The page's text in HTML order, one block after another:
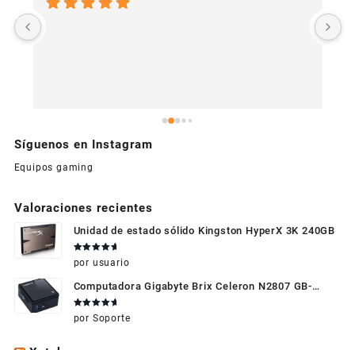
Síguenos en Instagram
Equipos gaming
Valoraciones recientes
Unidad de estado sólido Kingston HyperX 3K 240GB
Valorado
en5 de 5
por usuario
Computadora Gigabyte Brix Celeron N2807 GB-
BXBT-2807 + WIFI + RAM de 4GB + HDD 500gb +
Windows 10
Valorado
en5 de 5
por Soporte